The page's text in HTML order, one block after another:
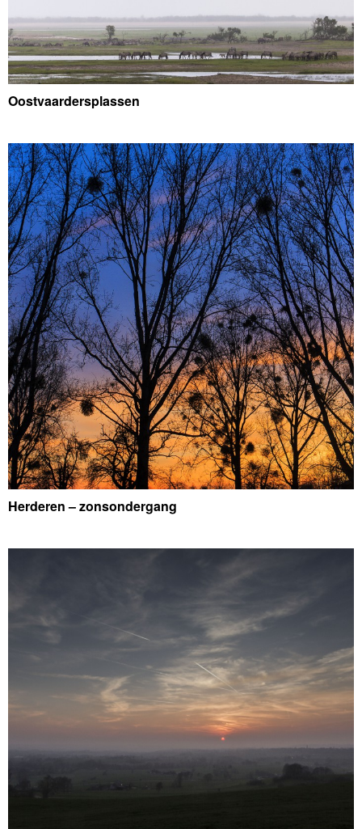
Oostvaardersplassen
Herderen – zonsondergang